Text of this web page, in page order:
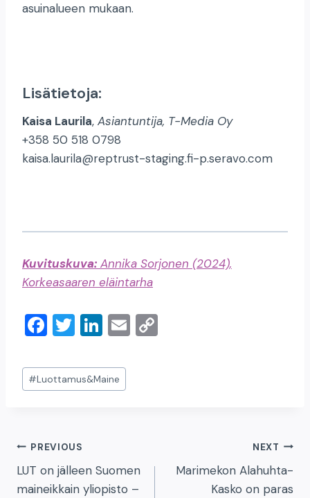
asuinalueen mukaan.
Lisätietoja:
Kaisa Laurila, Asiantuntija, T-Media Oy
+358 50 518 0798
kaisa.laurila@reptrust-staging.fi-p.seravo.com
Kuvituskuva: Annika Sorjonen (2024),
Korkeasaaren eläintarha
F
c
e
o
o
k
T
tt
er
Li
k
e
E
Post
Tags:
#Luottamus&Maine
Artikkelien
selaus
PREVIOUS
LUT on jälleen Suomen
maineikkain yliopisto –
NEXT
Marimekon Alahuhta-
Kasko on paras